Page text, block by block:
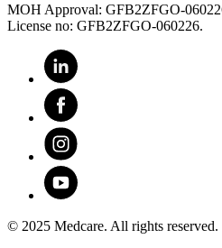
MOH Approval: GFB2ZFGO-
License no: GFB2ZFGO-060226.
© 2025 Medcare. All rights reserved.